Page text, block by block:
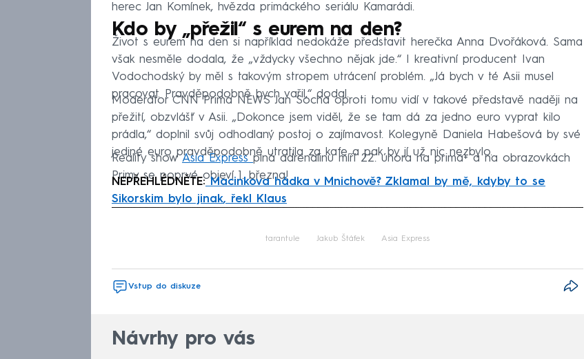
herec Jan Komínek, hvězda primáckého seriálu Kamarádi.
Kdo by „přežil“ s eurem na den?
Život s eurem na den si například nedokáže představit herečka Anna Dvořáková. Sama
však nesměle dodala, že „vždycky všechno nějak jde.“ I kreativní producent Ivan
Vodochodský by měl s takovým stropem utrácení problém. „Já bych v té Asii musel
pracovat. Pravděpodobně bych vařil,“ dodal.
Moderátor CNN Prima NEWS Jan Socha oproti tomu vidí v takové představě naději na
přežití, obzvlášť v Asii. „Dokonce jsem viděl, že se tam dá za jedno euro vyprat kilo
prádla,“ doplnil svůj odhodlaný postoj o zajímavost. Kolegyně Daniela Habešová by své
jediné euro pravděpodobně utratila za kafe a pak by jí už nic nezbylo.
Reality showAsia Expressplná adrenalinu míří 22. února na prima+ a na obrazovkách
Primy se poprvé objeví 1. března!
NEPŘEHLÉDNĚTE: Macinkova hádka v Mnichově? Zklamal by mě, kdyby to se
Sikorskim bylo jinak, řekl Klaus
tarantule Jakub Štáfek Asia Express
Vstup do diskuze
Návrhy pro vás